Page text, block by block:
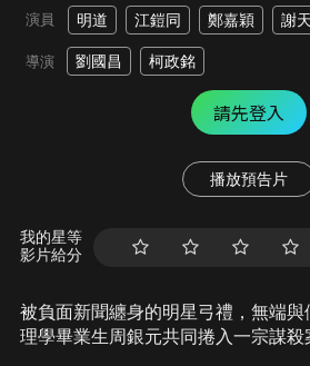
演員 明道 江鎧同 鄭嘉穎 謝
導演 劉國昌 柯政銘
請先登入
播放預告片
我的星等
影片給分
被負面新聞纏身的明星弓禮，無端
理學畢業生周銀元共同捲入一宗謀殺